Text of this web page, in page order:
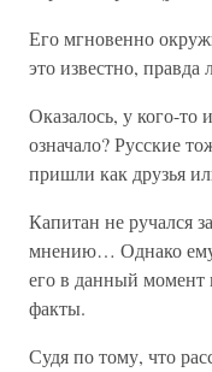
Его мгновенно
это известно, правда
Оказалось, у кого-то
означало? Русские
пришли как друзья
Капитан не ручался
мнению… Однако ему
его в данный
факты.
Судя по тому, что